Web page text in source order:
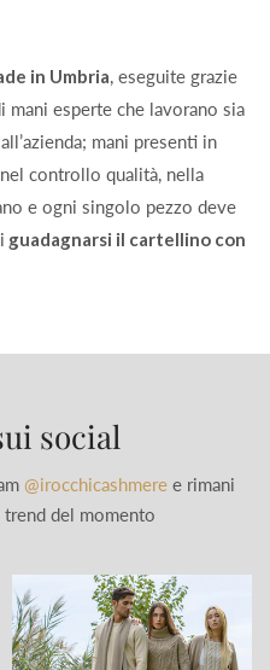
in Umbria, eseguite grazie
mani esperte che lavorano sia
mani presenti in
controllo qualità, nella
e ogni singolo pezzo deve
guadagnarsi il cartellino con
social
@irocchicashmeree rimani
del momento